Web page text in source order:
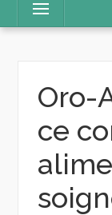
Menu
Oro-
ce